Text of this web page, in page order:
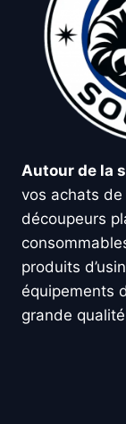
Autour de la
vos achats de
découpeurs
produits
équipements
grande